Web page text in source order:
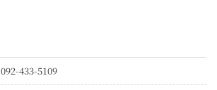
092-433-5109